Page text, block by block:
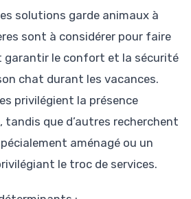
solutions garde animaux à
sont à considérer pour faire
garantir le confort et la sécurité
chat durant les vacances.
privilégient la présence
que d’autres recherchent
aménagé ou un
le troc de services.